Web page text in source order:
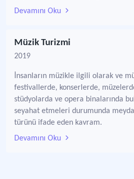
Devamını Oku
Müzik Turizmi
2019
İnsanların müzikle ilgili olarak ve
festivallerde, konserlerde,
stüdyolarda ve opera binalarında
seyahat etmeleri durumunda
türünü ifade eden kavram.
Devamını Oku